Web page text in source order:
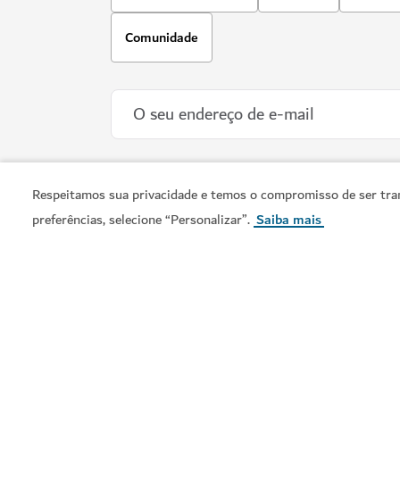
Respeitamos sua privacidade e temos o compromisso de ser
preferências, selecione “Personalizar”. Saiba mais
Comunidade